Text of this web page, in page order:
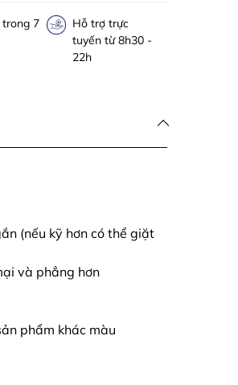
7
Hỗ trợ trực
tuyến từ 8h30 -
22h
(nếu kỹ hơn có thể giặt
và phẳng hơn
phẩm khác màu